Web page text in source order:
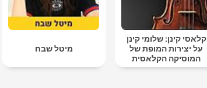
קלאסי קינן: שלומי קינן
על יצירות המופת של
המוסיקה הקלאסית
מיטל שבח